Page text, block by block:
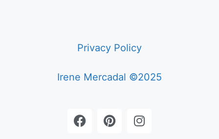
Privacy Policy
Irene Mercadal ©2025